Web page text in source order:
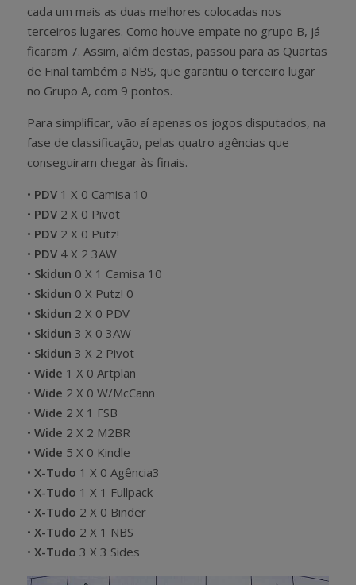
cada um mais as duas melhores colocadas nos
terceiros lugares. Como houve empate no grupo B, já
ficaram 7. Assim, além destas, passou para as Quartas
de Final também a NBS, que garantiu o terceiro lugar
no Grupo A, com 9 pontos.
Para simplificar, vão aí apenas os jogos disputados, na
fase de classificação, pelas quatro agências que
conseguiram chegar às finais.
• PDV 1 X 0 Camisa 10
• PDV 2 X 0 Pivot
• PDV 2 X 0 Putz!
• PDV 4 X 2 3AW
• Skidun 0 X 1 Camisa 10
• Skidun 0 X Putz! 0
• Skidun 2 X 0 PDV
• Skidun 3 X 0 3AW
• Skidun 3 X 2 Pivot
• Wide 1 X 0 Artplan
• Wide 2 X 0 W/McCann
• Wide 2 X 1 FSB
• Wide 2 X 2 M2BR
• Wide 5 X 0 Kindle
• X-Tudo 1 X 0 Agência3
• X-Tudo 1 X 1 Fullpack
• X-Tudo 2 X 0 Binder
• X-Tudo 2 X 1 NBS
• X-Tudo 3 X 3 Sides